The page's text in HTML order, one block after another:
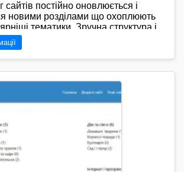
сайтів постійно оновлюється і
новими розділами що охоплюють
тематики. Зручна структура і
легко знаходити потрібні
описи допоможуть зробити
https://catalogs.pp.ua/ - це
каталог сайтів, що включає в
інтернет-ресурсів з
описом та